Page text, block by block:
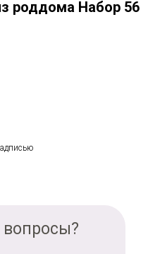
роддома Набор 56